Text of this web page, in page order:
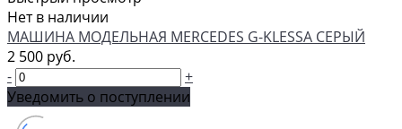
Нет в наличии
МАШИНА МОДЕЛЬНАЯ MERCEDES G-KLESSA СЕРЫЙ
2 500 руб.
-
+
Уведомить о поступлении